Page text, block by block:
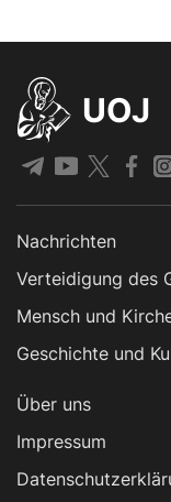
UOJ
Nachrichten
Verteidigung des
Mensch und
Geschichte und
Über uns
Impressum